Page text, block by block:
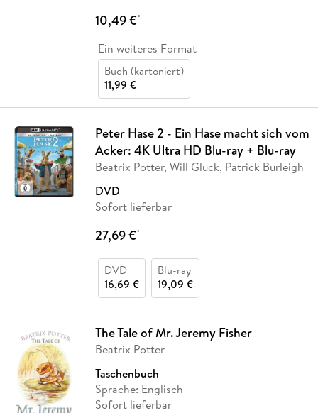
10,49 €*
Ein weiteres Format
Buch (kartoniert)
11,99 €
Peter Hase 2 - Ein Hase macht sich vom
Acker: 4K Ultra HD Blu-ray + Blu-ray
Beatrix Potter, Will Gluck, Patrick Burleigh
DVD
Sofort lieferbar
27,69 €*
DVD
16,69 €
Blu-ray
19,09 €
The Tale of Mr. Jeremy Fisher
Beatrix Potter
Taschenbuch
Sprache: Englisch
Sofort lieferbar